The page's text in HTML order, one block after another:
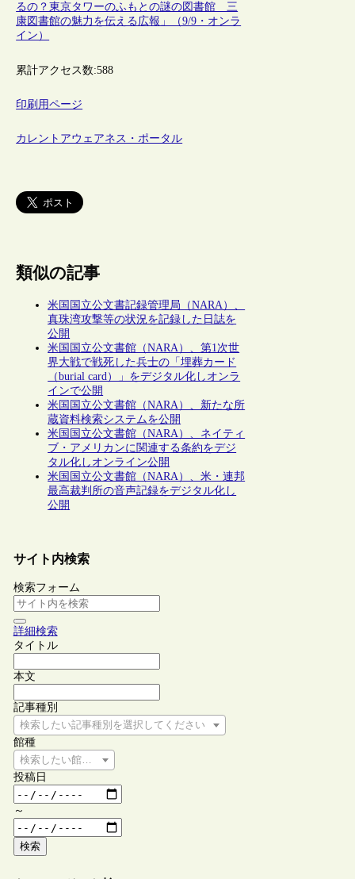
るの？東京タワーのふもとの謎の図書館 三
康図書館の魅力を伝える広報」（9/9・オンラ
イン）
累計アクセス数:588
印刷用ページ
カレントアウェアネス・ポータル
類似の記事
米国国立公文書記録管理局（NARA）、
真珠湾攻撃等の状況を記録した日誌を
公開
米国国立公文書館（NARA）、第1次世
界大戦で戦死した兵士の「埋葬カード
（burial card）」をデジタル化しオンラ
インで公開
米国国立公文書館（NARA）、新たな所
蔵資料検索システムを公開
米国国立公文書館（NARA）、ネイティ
ブ・アメリカンに関連する条約をデジ
タル化しオンライン公開
米国国立公文書館（NARA）、米・連邦
最高裁判所の音声記録をデジタル化し
公開
サイト内検索
検索フォーム
詳細検索
タイトル
本文
記事種別
検索したい記事種別を選択してください
館種
検索したい館種を選択してください
投稿日
～
検索